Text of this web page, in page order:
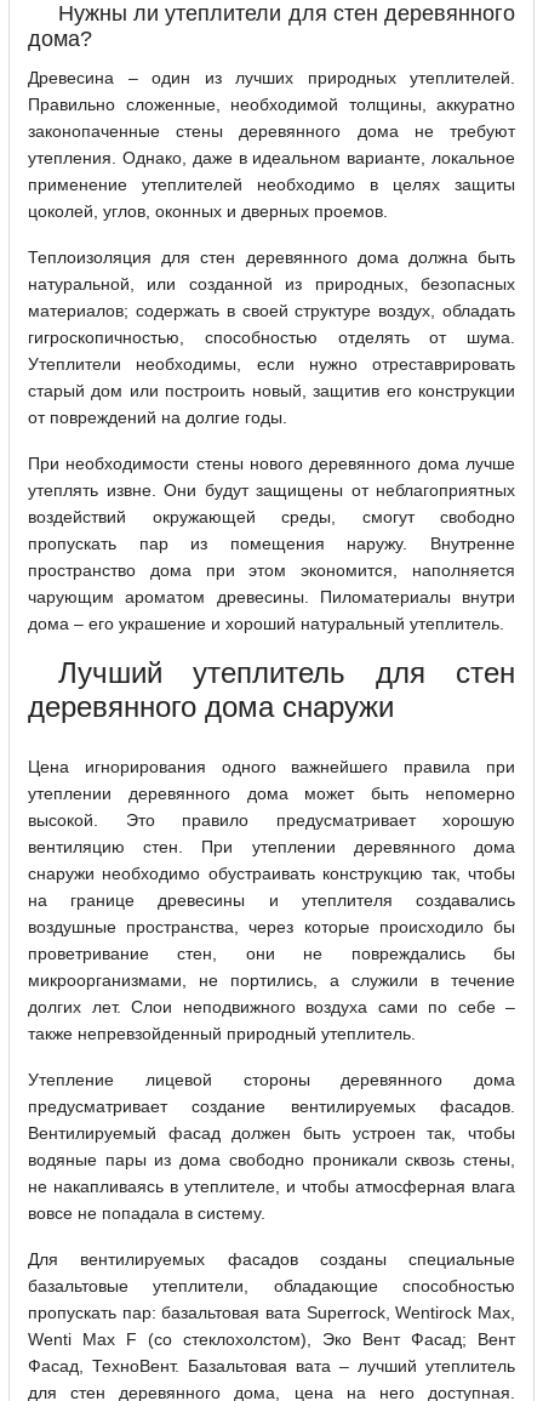
Нужны ли утеплители для стен деревянного
дома?
Древесина – один из лучших природных утеплителей.
Правильно сложенные, необходимой толщины, аккуратно
законопаченные стены деревянного дома не требуют
утепления. Однако, даже в идеальном варианте, локальное
применение утеплителей необходимо в целях защиты
цоколей, углов, оконных и дверных проемов.
Теплоизоляция для стен деревянного дома должна быть
натуральной, или созданной из природных, безопасных
материалов; содержать в своей структуре воздух, обладать
гигроскопичностью, способностью отделять от шума.
Утеплители необходимы, если нужно отреставрировать
старый дом или построить новый, защитив его конструкции
от повреждений на долгие годы.
При необходимости стены нового деревянного дома лучше
утеплять извне. Они будут защищены от неблагоприятных
воздействий окружающей среды, смогут свободно
пропускать пар из помещения наружу. Внутренне
пространство дома при этом экономится, наполняется
чарующим ароматом древесины. Пиломатериалы внутри
дома – его украшение и хороший натуральный утеплитель.
Лучший утеплитель для стен
деревянного дома снаружи
Цена игнорирования одного важнейшего правила при
утеплении деревянного дома может быть непомерно
высокой. Это правило предусматривает хорошую
вентиляцию стен. При утеплении деревянного дома
снаружи необходимо обустраивать конструкцию так, чтобы
на границе древесины и утеплителя создавались
воздушные пространства, через которые происходило бы
проветривание стен, они не повреждались бы
микроорганизмами, не портились, а служили в течение
долгих лет. Слои неподвижного воздуха сами по себе –
также непревзойденный природный утеплитель.
Утепление лицевой стороны деревянного дома
предусматривает создание вентилируемых фасадов.
Вентилируемый фасад должен быть устроен так, чтобы
водяные пары из дома свободно проникали сквозь стены,
не накапливаясь в утеплителе, и чтобы атмосферная влага
вовсе не попадала в систему.
Для вентилируемых фасадов созданы специальные
базальтовые утеплители, обладающие способностью
пропускать пар: базальтовая вата Superrock, Wentirock Max,
Wenti Max F (со стеклохолстом), Эко Вент Фасад; Вент
Фасад, ТехноВент. Базальтовая вата – лучший утеплитель
для стен деревянного дома, цена на него доступная.